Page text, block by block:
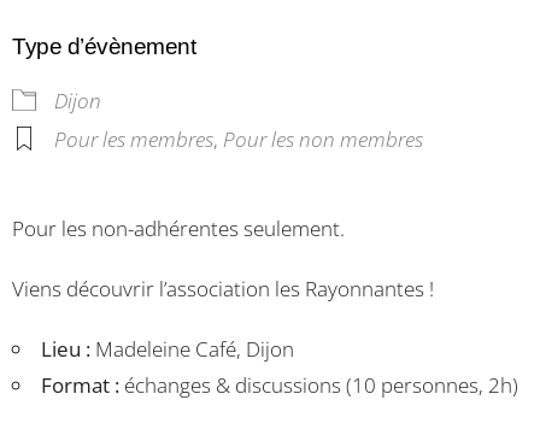
Type d’évènement
Dijon
Pour les membres, Pour les non membres
Pour les non-adhérentes seulement.
Viens découvrir l’association les Rayonnantes !
Lieu : Madeleine Café, Dijon
Format : échanges & discussions (10 personnes, 2h)